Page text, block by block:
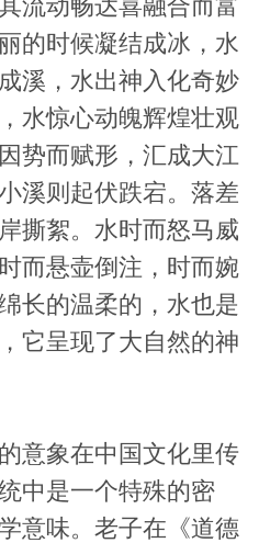
流动畅达喜融合而富
的时候凝结成冰，水
溪，水出神入化奇妙
水惊心动魄辉煌壮观
势而赋形，汇成大江
溪则起伏跌宕。落差
撕絮。水时而怒马威
而悬壶倒注，时而婉
长的温柔的，水也是
它呈现了大自然的神
意象在中国文化里传
中是一个特殊的密
意味。老子在《道德